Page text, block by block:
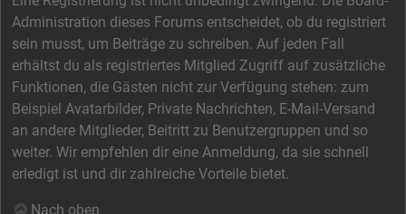
Administration dieses Forums entscheidet, ob du registriert
sein musst, um Beiträge zu schreiben. Auf jeden Fall
erhältst du als registriertes Mitglied Zugriff auf zusätzliche
Funktionen, die Gästen nicht zur Verfügung stehen: zum
Beispiel Avatarbilder, Private Nachrichten, E-Mail-Versand
an andere Mitglieder, Beitritt zu Benutzergruppen und so
weiter. Wir empfehlen dir eine Anmeldung, da sie schnell
erledigt ist und dir zahlreiche Vorteile bietet.
Nach oben